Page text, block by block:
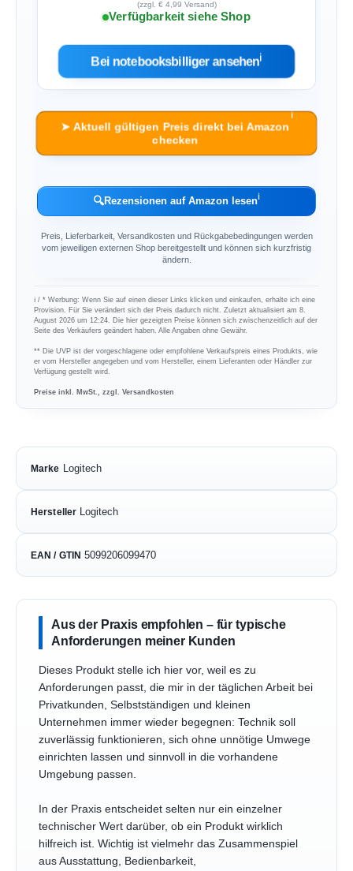
(zzgl. € 4,99 Versand)
Verfügbarkeit siehe Shop
Bei notebooksbilliger ansehenℹ︎
➤ Aktuell gültigen Preis direkt bei Amazon
checken
ℹ︎
🔍Rezensionen auf Amazon lesenℹ︎
Preis, Lieferbarkeit, Versandkosten und Rückgabebedingungen werden
vom jeweiligen externen Shop bereitgestellt und können sich kurzfristig
ändern.
ℹ︎ / * Werbung: Wenn Sie auf einen dieser Links klicken und einkaufen, erhalte ich eine
Provision. Für Sie verändert sich der Preis dadurch nicht. Zuletzt aktualisiert am 8.
August 2026 um 12:24. Die hier gezeigten Preise können sich zwischenzeitlich auf der
Seite des Verkäufers geändert haben. Alle Angaben ohne Gewähr.
** Die UVP ist der vorgeschlagene oder empfohlene Verkaufspreis eines Produkts, wie
er vom Hersteller angegeben und vom Hersteller, einem Lieferanten oder Händler zur
Verfügung gestellt wird.
Preise inkl. MwSt., zzgl. Versandkosten
Marke Logitech
Hersteller Logitech
EAN / GTIN 5099206099470
Aus der Praxis empfohlen – für typische
Anforderungen meiner Kunden
Dieses Produkt stelle ich hier vor, weil es zu
Anforderungen passt, die mir in der täglichen Arbeit bei
Privatkunden, Selbstständigen und kleinen
Unternehmen immer wieder begegnen: Technik soll
zuverlässig funktionieren, sich ohne unnötige Umwege
einrichten lassen und sinnvoll in die vorhandene
Umgebung passen.
In der Praxis entscheidet selten nur ein einzelner
technischer Wert darüber, ob ein Produkt wirklich
hilfreich ist. Wichtig ist vielmehr das Zusammenspiel
aus Ausstattung, Bedienbarkeit,